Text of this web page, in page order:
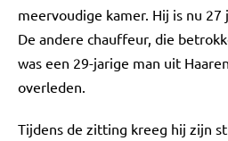
meervoudige kamer. Hij is nu
De andere chauffeur, die
was een 29-jarige man uit
overleden.
Tijdens de zitting kreeg hij zijn